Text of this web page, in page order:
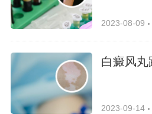
2023-08-09
白癜风丸
2023-09-14